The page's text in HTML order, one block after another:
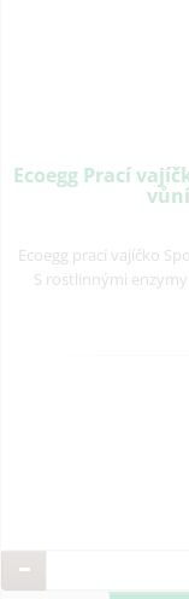
Ecoegg Prací
Ecoegg prací vajíčko
S rostlinnými